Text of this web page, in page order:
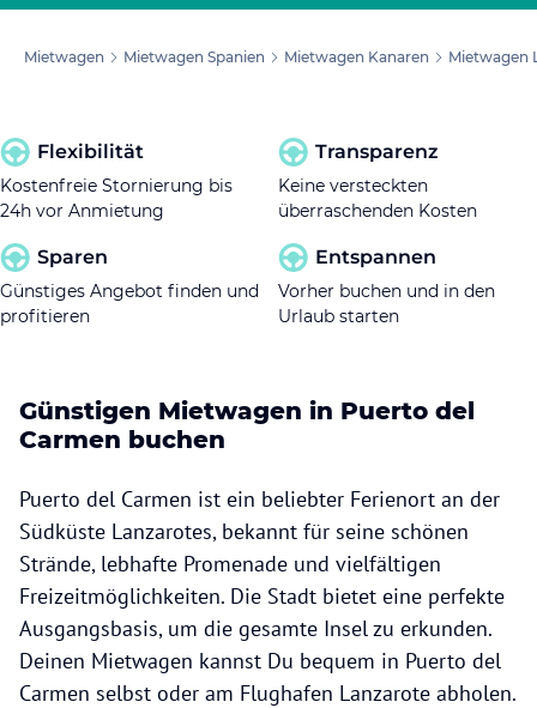
Mietwagen Mietwagen Spanien Mietwagen Kanaren Mietwagen
Flexibilität
Kostenfreie Stornierung bis
24h vor Anmietung
Transparenz
Keine versteckten
überraschenden Kosten
Sparen
Günstiges Angebot finden und
profitieren
Entspannen
Vorher buchen und in den
Urlaub starten
Günstigen Mietwagen in Puerto del
Carmen buchen
Puerto del Carmen ist ein beliebter Ferienort an der
Südküste Lanzarotes, bekannt für seine schönen
Strände, lebhafte Promenade und vielfältigen
Freizeitmöglichkeiten. Die Stadt bietet eine perfekte
Ausgangsbasis, um die gesamte Insel zu erkunden.
Deinen Mietwagen kannst Du bequem in Puerto del
Carmen selbst oder am Flughafen Lanzarote abholen.